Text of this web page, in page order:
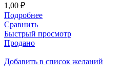
1,00 ₽
Подробнее
Сравнить
Быстрый просмотр
Продано
Добавить в список желаний